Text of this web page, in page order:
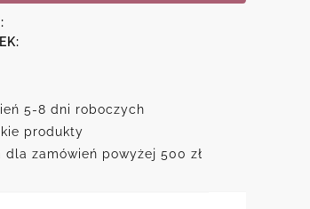
5-8 dni roboczych
produkty
dla zamówień powyżej 500 zł